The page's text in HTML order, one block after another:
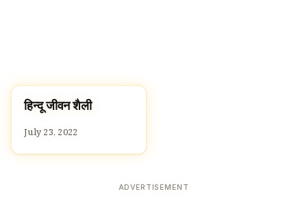
LIFESTYLE
हिन्दू जीवन शैली
July 23, 2022
ADVERTISEMENT